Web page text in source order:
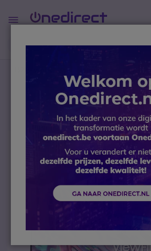
Toggle
Nav
btw)
IT en netwerk-apparatuur
PC's en laptops
Samsung ViewFinity
Ga naar het einde van de afbeeldingen-